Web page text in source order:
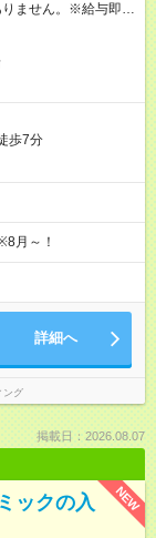
ません。※給与即受
歩7分
月～！
詳細へ
ング
掲載日：2026.08.07
NEW
ックの入